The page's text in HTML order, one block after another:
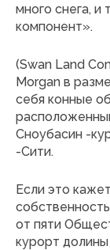
много снега, и
компонент».
(Swan Land
Morgan в
себя конные
Сноубасин -
-Сити.
Если это
от пяти
курорт